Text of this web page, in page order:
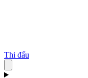
Thi đấu